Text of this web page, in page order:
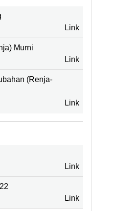
Link
Murni
Link
(Renja-
Link
Link
Link